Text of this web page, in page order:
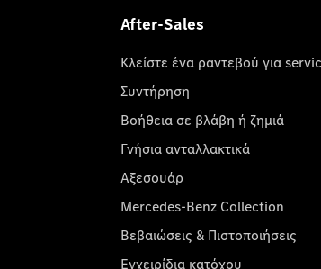
After-Sales
Κλείστε ένα ραντεβού για
Συντήρηση
Βοήθεια σε βλάβη ή ζημιά
Γνήσια ανταλλακτικά
Αξεσουάρ
Mercedes-Benz Collection
Βεβαιώσεις & Πιστοποιήσεις
Εγχειρίδια κατόχου